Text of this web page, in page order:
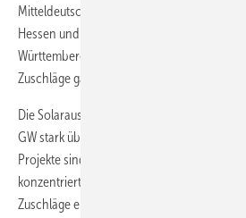
Mitteldeutschland verteilten sich die
Hessen und Rheinland-Pfalz, fünf in
Württemberg und je zwei in Sachsen und
Zuschläge gab es für Bayern, das Saarland
Die Solarausschreibung für 617 MW war
GW stark überzeichnet. 42 der 103 durch
Projekte sind Vorhaben auf Grün- und
konzentriert sich ein Gros von 36
Zuschläge erbrachten Vergütungen in einer